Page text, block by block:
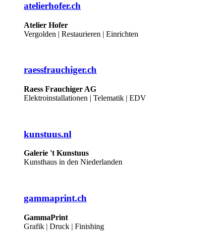
atelierhofer.ch
Atelier Hofer
Vergolden | Restaurieren | Einrichten
raessfrauchiger.ch
Raess Frauchiger AG
Elektroinstallationen | Telematik | EDV
kunstuus.nl
Galerie 't Kunstuus
Kunsthaus in den Niederlanden
gammaprint.ch
GammaPrint
Grafik | Druck | Finishing